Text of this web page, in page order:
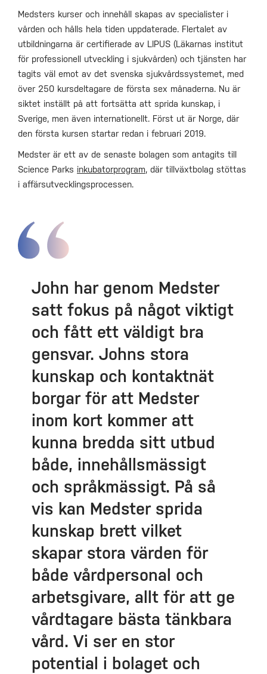
Medsters kurser och innehåll skapas av specialister i
vården och hålls hela tiden uppdaterade. Flertalet av
utbildningarna är certifierade av LIPUS (Läkarnas institut
för professionell utveckling i sjukvården) och tjänsten har
tagits väl emot av det svenska sjukvårdssystemet, med
över 250 kursdeltagare de första sex månaderna. Nu är
siktet inställt på att fortsätta att sprida kunskap, i
Sverige, men även internationellt. Först ut är Norge, där
den första kursen startar redan i februari 2019.
Medster är ett av de senaste bolagen som antagits till
Science Parks inkubatorprogram, där tillväxtbolag stöttas
i affärsutvecklingsprocessen.
John har genom Medster
satt fokus på något viktigt
och fått ett väldigt bra
gensvar. Johns stora
kunskap och kontaktnät
borgar för att Medster
inom kort kommer att
kunna bredda sitt utbud
både, innehållsmässigt
och språkmässigt. På så
vis kan Medster sprida
kunskap brett vilket
skapar stora värden för
både vårdpersonal och
arbetsgivare, allt för att ge
vårdtagare bästa tänkbara
vård. Vi ser en stor
potential i bolaget och